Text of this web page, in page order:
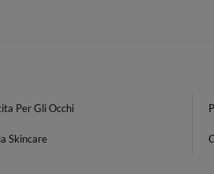
Per Gli Occhi
Skincare